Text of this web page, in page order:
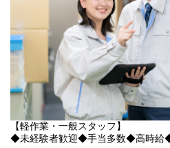
ちょっとした悩みも、当社のスタ
れます！
「仕事がうまくいかない」「プライ
などなど、なんでも気軽に相談して
たり、アドバイスをくれますよ◎
HPでも雰囲気がわかります！覗いて
https://www.kantou.co.jp/company/
相談だけでも全く問題ありません◎
・資格保有者優遇
・制服貸与
・ヘルメット貸与
・残業代全額支給
・週払いOK
・誕生日月にプレゼント支給(規定あ
・社員登用実績多数あり
・多様なキャリアステップ可能(場
ステップも可能です◎)
▼選択
【軽作業・一般スタッフ】
◆未経験者歓迎◆手当多数◆高時給